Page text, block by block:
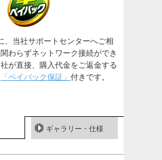
、当社サポートセンターへご相
わらずネットワーク接続ができ
が直接、購入代金をご返金する
「ペイバック保証」 付きです。
ギャラリー・仕様